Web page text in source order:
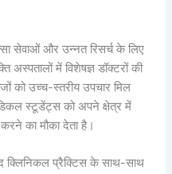
सेवाओं और उन्नत रिसर्च के लिए
अस्पतालों में विशेषज्ञ डॉक्टरों की
को उच्च-स्तरीय उपचार मिल
स्टूडेंट्स को अपने क्षेत्र में
का मौका देता है।
क्लिनिकल प्रैक्टिस के साथ-साथ